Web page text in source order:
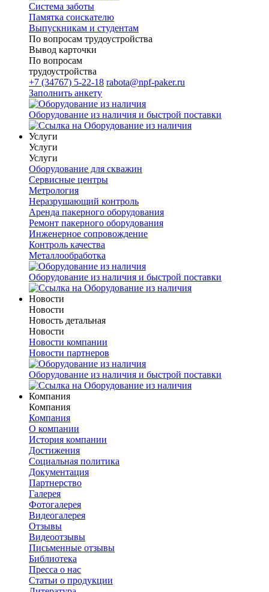
Система заботы
Памятка соискателю
Выпускникам и студентам
По вопросам трудоустройства
Вывод карточки
По вопросам
трудоустройства
+7 (34767) 5-22-18 rabota@npf-paker.ru
Заполнить анкету
Оборудование из наличия и быстрой поставки
Услуги
Услуги
Услуги
Оборудование для скважин
Сервисные центры
Метрология
Неразрушающий контроль
Аренда пакерного оборудования
Ремонт пакерного оборудования
Инженерное сопровождение
Контроль качества
Металлообработка
Оборудование из наличия и быстрой поставки
Новости
Новости
Новость детальная
Новости
Новости компании
Новости партнеров
Оборудование из наличия и быстрой поставки
Компания
Компания
Компания
О компании
История компании
Достижения
Социальная политика
Документация
Партнерство
Галерея
Фотогалерея
Видеогалерея
Отзывы
Видеоотзывы
Письменные отзывы
Библиотека
Пресса о нас
Статьи о продукции